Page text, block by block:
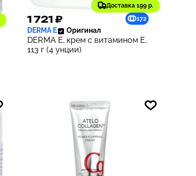
Доставка 199 р.
1 721 ₽ 172
DERMA E Оригинал
DERMA E, крем с витамином Е,
113 г (4 унции)